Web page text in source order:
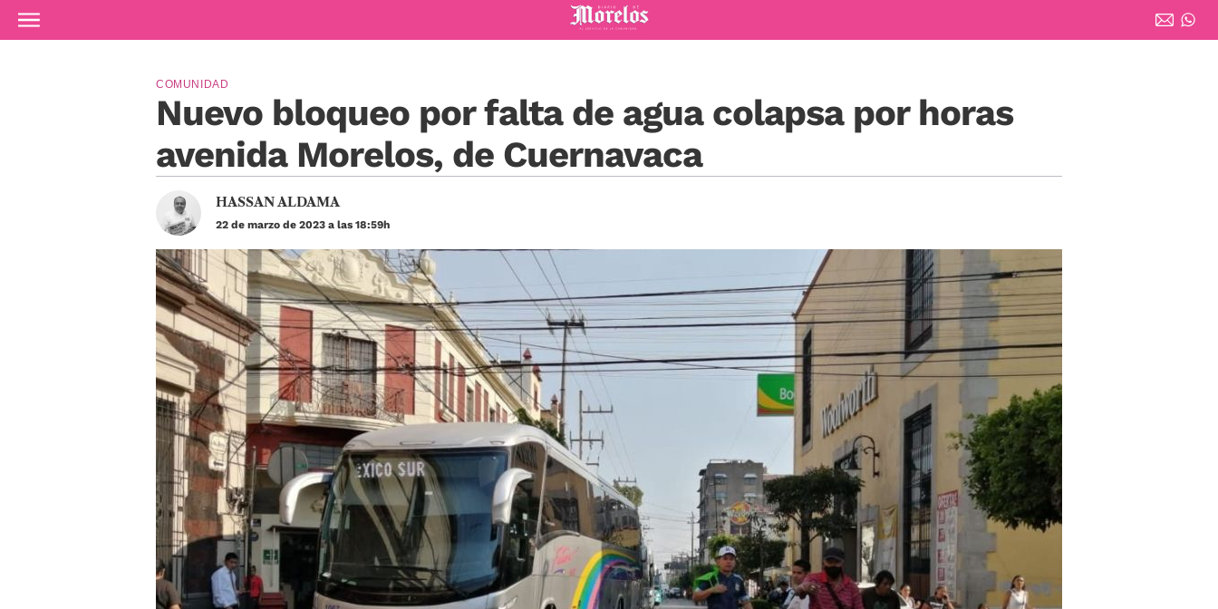
Ir al contenido principal
Diario de Morelos
Nuevo bloqueo por falta de agua colapsa por horas
avenida Morelos, de Cuernavaca
COMUNIDAD
HASSAN ALDAMA
22 de marzo de 2023 a las 18:59h